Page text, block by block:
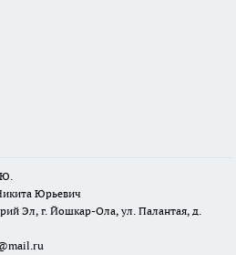
Юрьевич
Эл, г. Йошкар-Ола, ул. Палантая, д.